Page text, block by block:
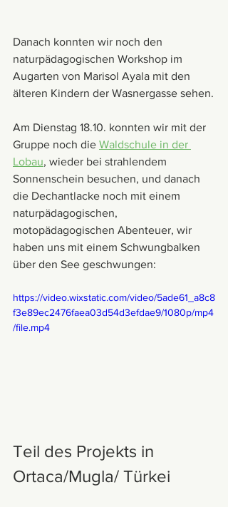
Danach konnten wir noch den
naturpädagogischen Workshop im
Augarten von Marisol Ayala mit den
älteren Kindern der Wasnergasse sehen.
Am Dienstag 18.10. konnten wir mit der
Gruppe noch die Waldschule in der
Lobau, wieder bei strahlendem
Sonnenschein besuchen, und danach
die Dechantlacke noch mit einem
naturpädagogischen,
motopädagogischen Abenteuer, wir
haben uns mit einem Schwungbalken
über den See geschwungen:
https://video.wixstatic.com/video/5ade61_a8c8
f3e89ec2476faea03d54d3efdae9/1080p/mp4
/file.mp4
Teil des Projekts in
Ortaca/Mugla/ Türkei